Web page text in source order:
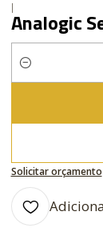
|
Analogic
Quantidade
Solicitar orçamento